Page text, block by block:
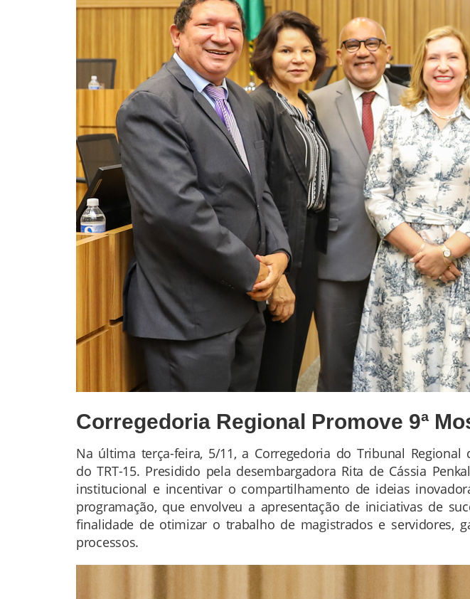
Corregedoria Regional Promove 9ª
Conteúdo
da
Notícia
Na última terça-feira, 5/11, a Corregedoria do Tribunal
do TRT-15. Presidido pela desembargadora Rita de Cássia
institucional e incentivar o compartilhamento de ideias
programação, que envolveu a apresentação de iniciativas de
finalidade de otimizar o trabalho de magistrados e servidores,
processos.